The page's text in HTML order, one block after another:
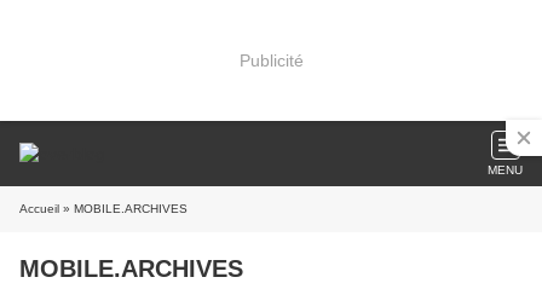
Publicité
MENU
Accueil » MOBILE.ARCHIVES
MOBILE.ARCHIVES